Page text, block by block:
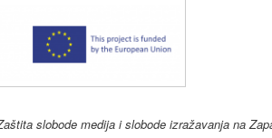
slobode medija i slobode izražavanja na